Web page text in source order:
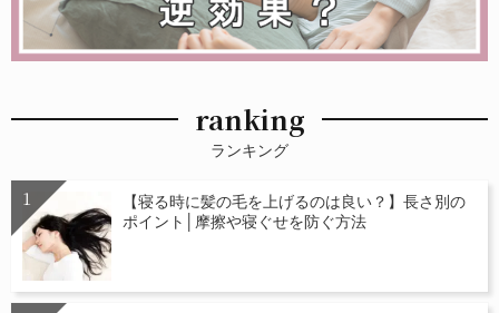
ranking
ランキング
【寝る時に髪の毛を上げるのは良い？】長さ別の
ポイント│摩擦や寝ぐせを防ぐ方法